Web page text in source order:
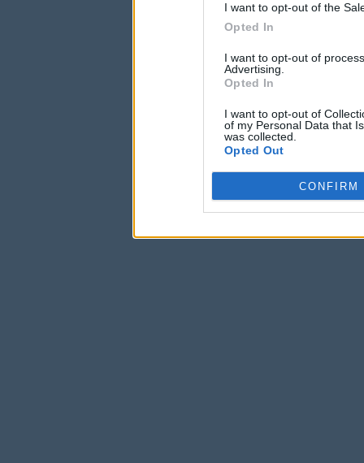
I want to opt-out of the
Opted In
I want to opt-out of
Advertising.
Opted In
I want to opt-out of
of my Personal Data that
was collected.
Opted Out
CONFIRM